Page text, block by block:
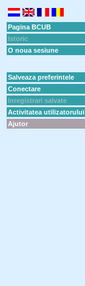
Pagina BCUB
Istoric
O noua sesiune
Salveaza preferintele
Conectare
Inregistrari salvate
Activitatea utilizatorului
Ajutor